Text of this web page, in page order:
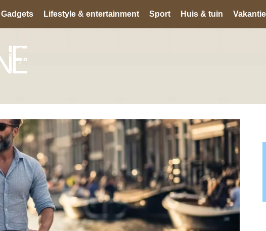
Gadgets Lifestyle & entertainment Sport Huis & tuin Vakantie